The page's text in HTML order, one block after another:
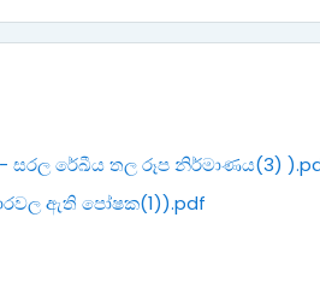
සරල රේඛීය තල රූප නිර්මාණය(3)
ඇති පෝෂක(1)).pdf